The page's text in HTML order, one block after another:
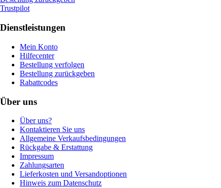
Trustpilot
Dienstleistungen
Mein Konto
Hilfecenter
Bestellung verfolgen
Bestellung zurückgeben
Rabattcodes
Über uns
Über uns?
Kontaktieren Sie uns
Allgemeine Verkaufsbedingungen
Rückgabe & Erstattung
Impressum
Zahlungsarten
Lieferkosten und Versandoptionen
Hinweis zum Datenschutz